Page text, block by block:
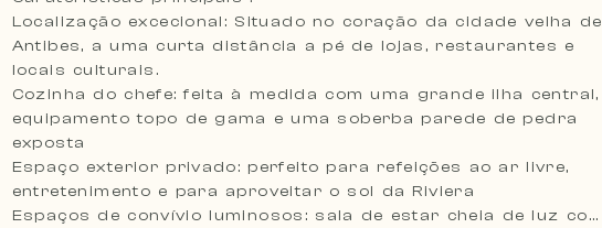
Localização excecional: Situado no coração da cidade velha de
Antibes, a uma curta distância a pé de lojas, restaurantes e
locais culturais.
Cozinha do chefe: feita à medida com uma grande ilha central,
equipamento topo de gama e uma soberba parede de pedra
exposta
Espaço exterior privado: perfeito para refeições ao ar livre,
entretenimento e para aproveitar o sol da Riviera
Espaços de convívio luminosos: sala de estar cheia de luz com